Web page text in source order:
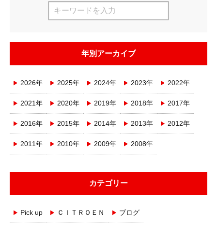
年別アーカイブ
2026年 2025年 2024年 2023年 2022年
2021年 2020年 2019年 2018年 2017年
2016年 2015年 2014年 2013年 2012年
2011年 2010年 2009年 2008年
カテゴリー
Pick up ＣＩＴＲＯＥＮ ブログ